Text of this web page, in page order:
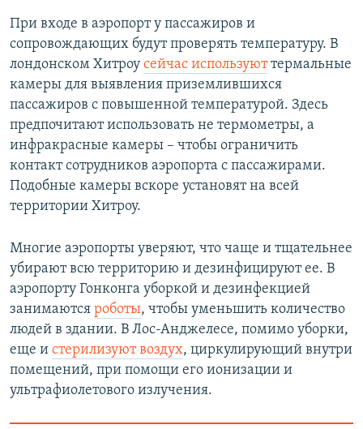
При входе в аэропорт у пассажиров и
сопровождающих будут проверять температуру. В
лондонском Хитроу сейчас используюттермальные
камеры для выявления приземлившихся
пассажиров с повышенной температурой. Здесь
предпочитают использовать не термометры, а
инфракрасные камеры – чтобы ограничить
контакт сотрудников аэропорта с пассажирами.
Подобные камеры вскоре установят на всей
территории Хитроу.
Многие аэропорты уверяют, что чаще и тщательнее
убирают всю территорию и дезинфицируют ее. В
аэропорту Гонконга уборкой и дезинфекцией
занимаются роботы, чтобы уменьшить количество
людей в здании. В Лос-Анджелесе, помимо уборки,
еще и стерилизуют воздух, циркулирующий внутри
помещений, при помощи его ионизации и
ультрафиолетового излучения.